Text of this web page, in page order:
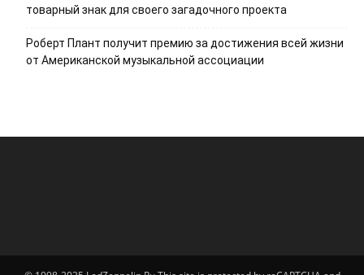
товарный знак для своего загадочного проекта
Роберт Плант получит премию за достижения всей жизни
от Американской музыкальной ассоциации